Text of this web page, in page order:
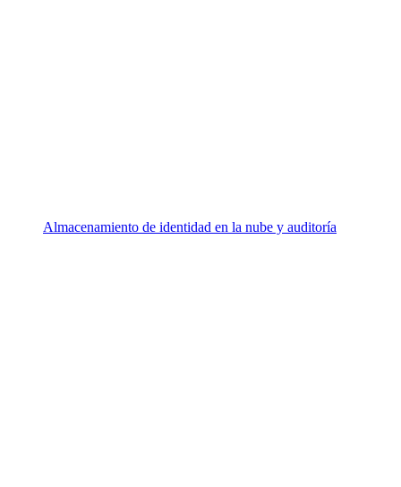
Almacenamiento de identidad en la nube y auditoría